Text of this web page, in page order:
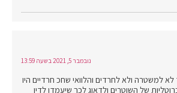
נובמבר 5, 2021 בשעה 13:59
למשטרה ולא לחרדים והלוואי שחכ חרדיים היו
של השוטרים ולדאוג לכך שיעמדו לדין